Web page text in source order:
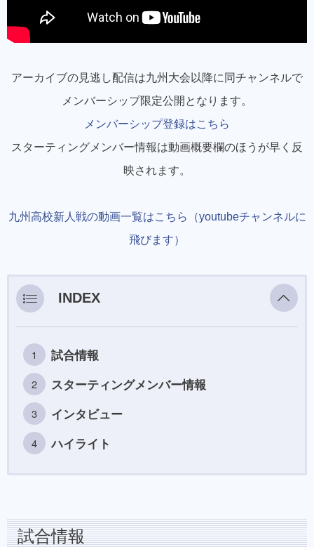
アーカイブの見逃し配信は九州大会以降に同チャンネルで
メンバーシップ限定公開となります。
メンバーシップ登録はこちら
スターティングメンバー情報は動画概要欄のほうが早く反
映されます。
九州高校新人戦の動画一覧はこちら（youtubeチャンネルに
飛びます）
INDEX
試合情報
スターティングメンバー情報
インタビュー
ハイライト
試合情報